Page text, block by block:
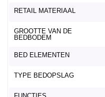
RETAIL MATERIAAL
GROOTTE VAN DE
BEDBODEM
BED ELEMENTEN
TYPE BEDOPSLAG